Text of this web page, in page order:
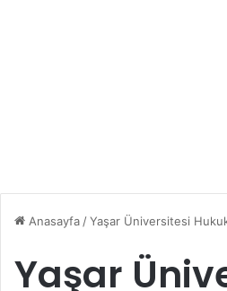
Anasayfa /Yaşar Üniversitesi
Yaşar